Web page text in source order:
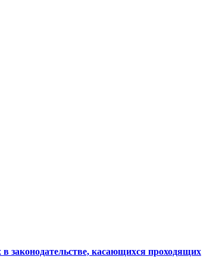
законодательстве, касающихся проходящих